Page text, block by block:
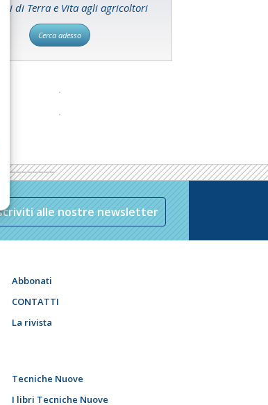
di Terra e Vita agli agricoltori
Cerca adesso
alle nostre newsletter
Abbonati
CONTATTI
La rivista
Tecniche Nuove
I libri Tecniche Nuove